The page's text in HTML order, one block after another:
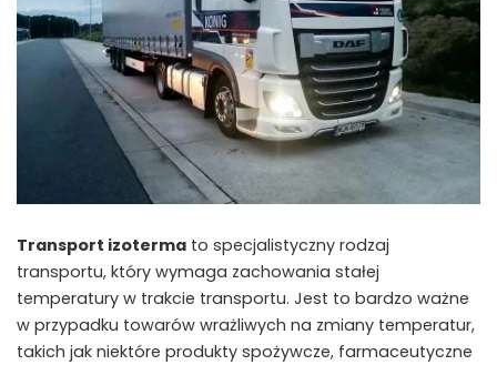
Transport izoterma to specjalistyczny rodzaj
transportu, który wymaga zachowania stałej
temperatury w trakcie transportu. Jest to bardzo ważne
w przypadku towarów wrażliwych na zmiany temperatur,
takich jak niektóre produkty spożywcze, farmaceutyczne